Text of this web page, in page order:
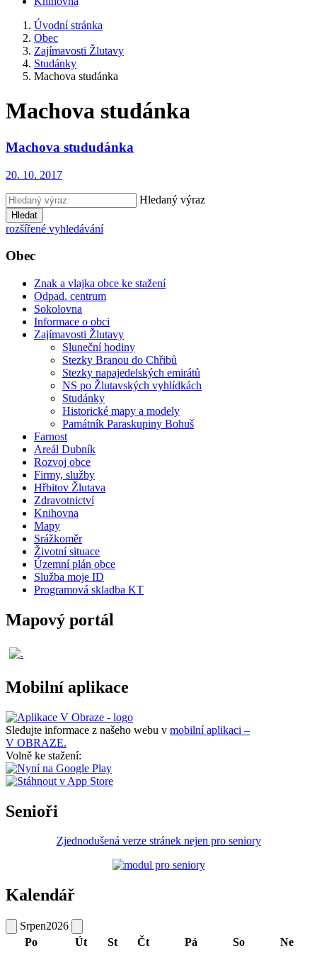
Úvodní stránka
Obec
Zajímavosti Žlutavy
Studánky
Machova studánka
Machova studánka
Machova stududánka
20. 10. 2017
Hledaný výraz
Hledat
rozšířené vyhledávání
Obec
Znak a vlajka obce ke stažení
Odpad. centrum
Sokolovna
Informace o obci
Zajímavosti Žlutavy
Sluneční hodiny
Stezky Branou do Chřibů
Stezky napajedelských emirátů
NS po Žlutavských vyhlídkách
Studánky
Historické mapy a modely
Památník Paraskupiny Bohuš
Farnost
Areál Dubník
Rozvoj obce
Firmy, služby
Hřbitov Žlutava
Zdravotnictví
Knihovna
Mapy
Srážkoměr
Životní situace
Územní plán obce
Služba moje ID
Programová skladba KT
Mapový portál
Mobilní aplikace
Sledujte informace z našeho webu v mobilní aplikaci –
V OBRAZE.
Volně ke stažení:
Senioři
Zjednodušená verze stránek nejen pro seniory
Kalendář
Srpen2026
Po
Út St Čt Pá So
Ne